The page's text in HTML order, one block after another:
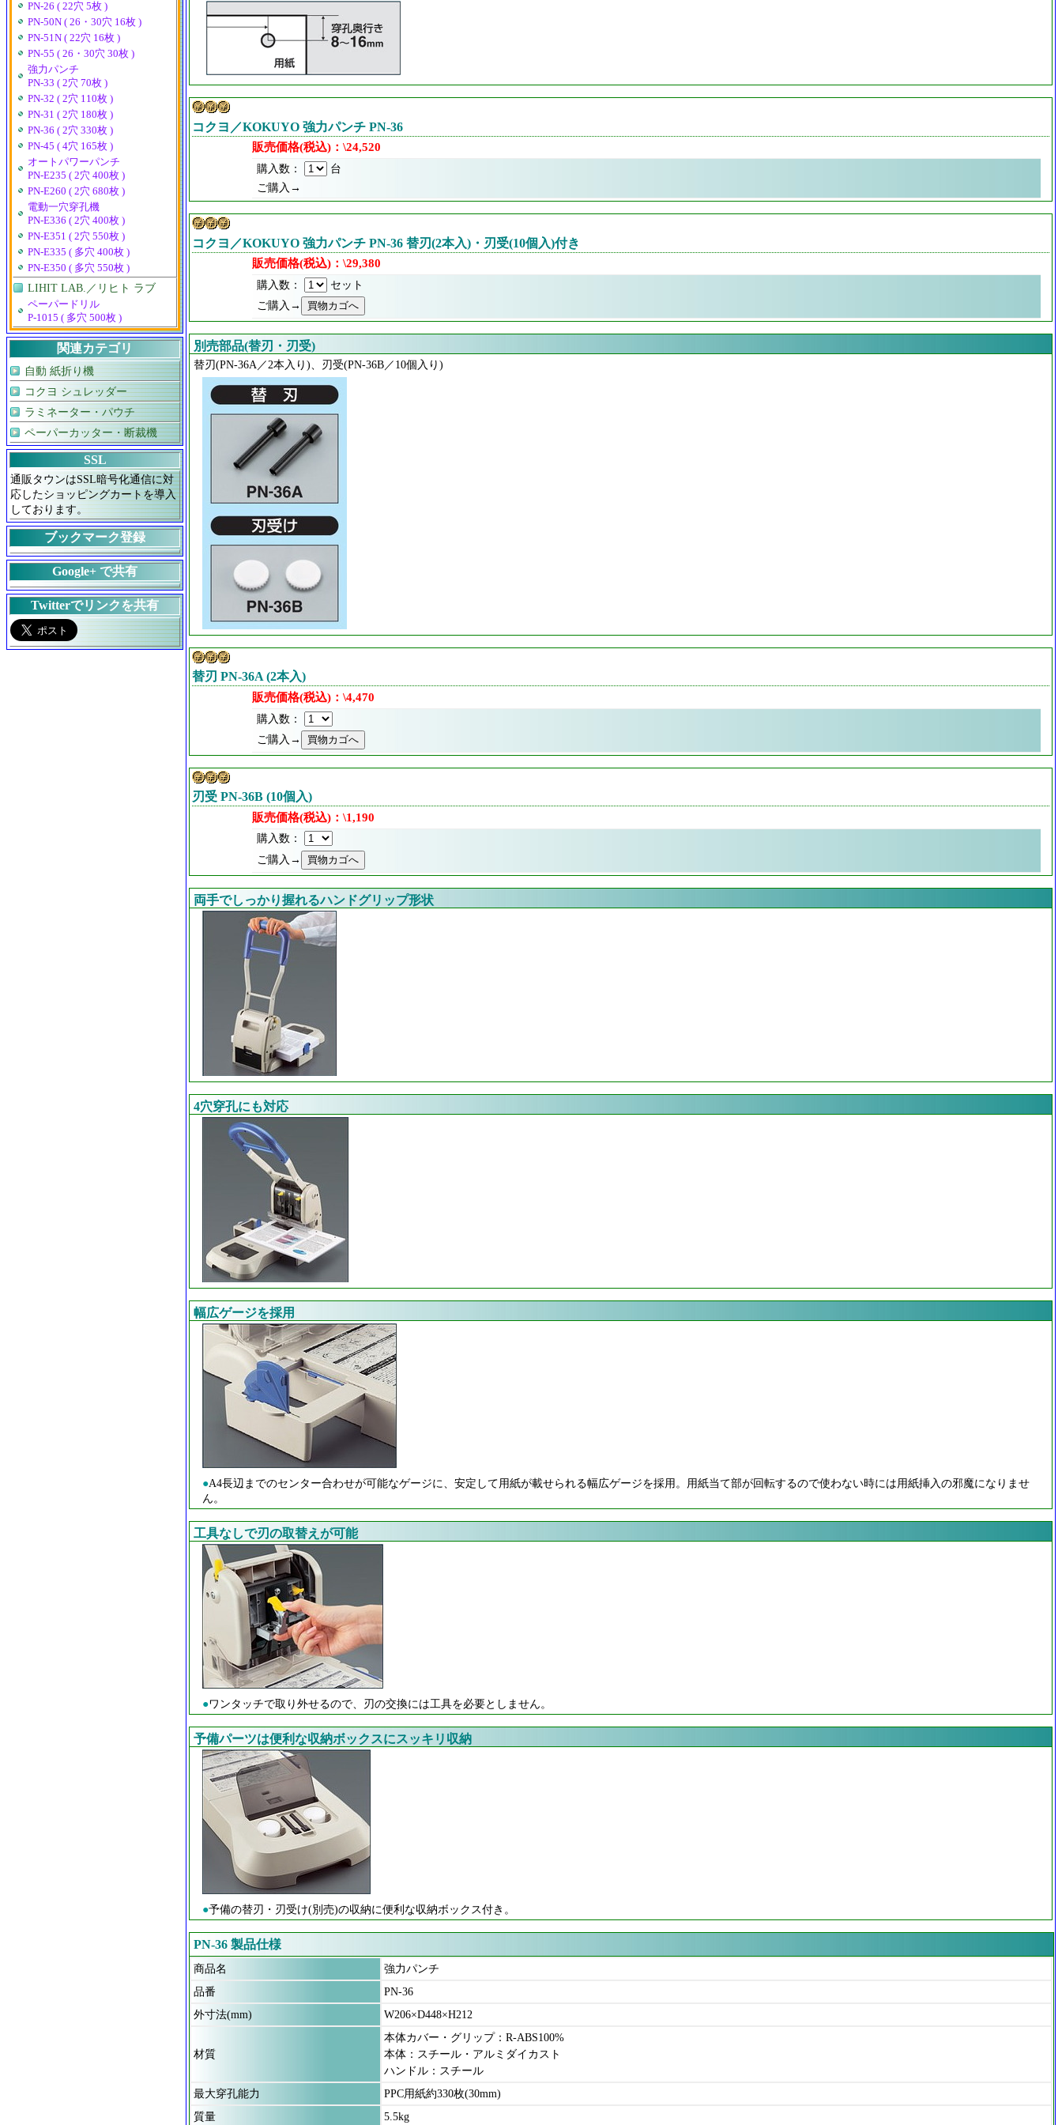
コクヨ／KOKUYO 強力パンチ PN-36
販売価格(税込)：\24,520
購入数：
台
ご購入→
コクヨ／KOKUYO 強力パンチ PN-36 替刃(2本入)・刃受(10個入)付き
販売価格(税込)：\29,380
購入数：
セット
ご購入→
別売部品(替刃・刃受)
替刃(PN-36A／2本入り)、刃受(PN-36B／10個入り)
替刃 PN-36A (2本入)
販売価格(税込)：\4,470
購入数：
ご購入→
刃受 PN-36B (10個入)
販売価格(税込)：\1,190
購入数：
ご購入→
両手でしっかり握れるハンドグリップ形状
4穴穿孔にも対応
幅広ゲージを採用
●A4長辺までのセンター合わせが可能なゲージに、安定して用紙が載せられる幅広ゲージを採用。用紙当て部が回転するので使わない時には用紙挿入の邪魔になりませ
ん。
工具なしで刃の取替えが可能
●ワンタッチで取り外せるので、刃の交換には工具を必要としません。
予備パーツは便利な収納ボックスにスッキリ収納
●予備の替刃・刃受け(別売)の収納に便利な収納ボックス付き。
PN-36 製品仕様
商品名
強力パンチ
品番
PN-36
外寸法(mm)
W206×D448×H212
材質
本体カバー・グリップ：R-ABS100%
本体：スチール・アルミダイカスト
ハンドル：スチール
最大穿孔能力
PPC用紙約330枚(30mm)
質量
5.5kg
PN-26 ( 22穴 5枚 )
PN-50N ( 26・30穴 16枚 )
PN-51N ( 22穴 16枚 )
PN-55 ( 26・30穴 30枚 )
強力パンチ
PN-33 ( 2穴 70枚 )
PN-32 ( 2穴 110枚 )
PN-31 ( 2穴 180枚 )
PN-36 ( 2穴 330枚 )
PN-45 ( 4穴 165枚 )
オートパワーパンチ
PN-E235 ( 2穴 400枚 )
PN-E260 ( 2穴 680枚 )
電動一穴穿孔機
PN-E336 ( 2穴 400枚 )
PN-E351 ( 2穴 550枚 )
PN-E335 ( 多穴 400枚 )
PN-E350 ( 多穴 550枚 )
LIHIT LAB.／リヒト ラブ
ペーパードリル
P-1015 ( 多穴 500枚 )
関連カテゴリ
自動 紙折り機
コクヨ シュレッダー
ラミネーター・パウチ
ペーパーカッター・断裁機
SSL
通販タウンはSSL暗号化通信に対
応したショッピングカートを導入
しております。
ブックマーク登録
Google+ で共有
Twitterでリンクを共有